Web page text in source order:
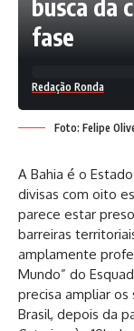
busca da
fase
Redação Ronda
Foto: Felipe
A Bahia é o
divisas com oito
parece estar
barreiras
amplamente
Mundo” do
precisa ampliar os
Brasil, depois da